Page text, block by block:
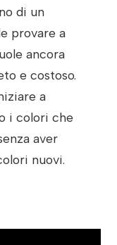
di un
provare a
ancora
e costoso.
a
i colori che
aver
nuovi.